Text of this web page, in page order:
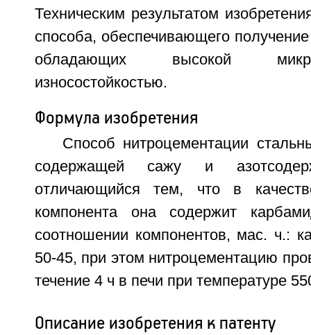
Техническим результатом
способа, обеспечивающего
обладающих высокой
износостойкостью.
Формула изобретения
Способ нитроцементации
содержащей сажу и
отличающийся тем, что в
компонента она содержит
соотношении компонентов, мас. ч.:
50-45, при этом нитроцементацию
течение 4 ч в печи при температуре
Описание изобретения к патенту